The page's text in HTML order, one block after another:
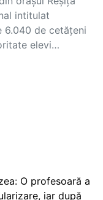
intitulat
6.040 de cetățeni
elevi…
O profesoară a
iar după